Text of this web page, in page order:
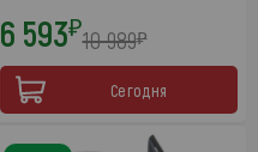
6 593₽10 989₽
Сегодня